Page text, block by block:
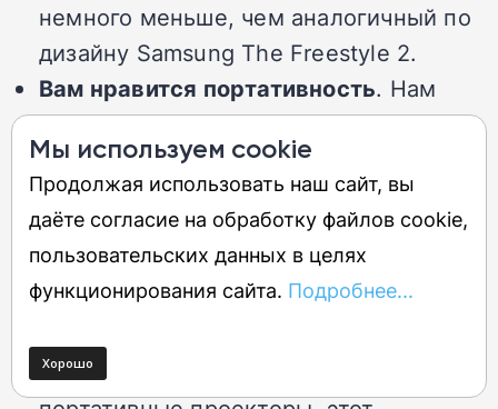
немного меньше, чем аналогичный по
дизайну Samsung The Freestyle 2.
Вам нравится портативность. Нам
нравится, что цилиндрическая
конструкция защищает проектор,
когда он не используется.
Не покупайте, если:
аккумулятор
Мы используем cookie
Продолжая использовать наш сайт, вы
даёте согласие на обработку файлов cookie,
пользовательских данных в целях
функционирования сайта. Подробнее...